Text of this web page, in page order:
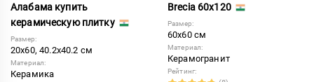
Алабама купить
керамическую плитку
Размер:
20x60, 40.2x40.2 см
Материал:
Керамика
Brecia 60x120
Размер:
60x60 см
Материал:
Керамогранит
Рейтинг: